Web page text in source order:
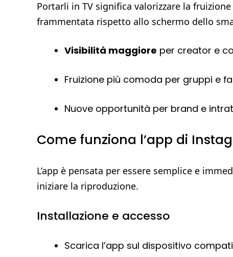
Portarli in TV significa valorizzare la
frammentata rispetto allo schermo dello
Visibilità maggiore per creator e
Fruizione più comoda per gruppi e
Nuove opportunità per brand e
Come funziona l’app di
L’app è pensata per essere semplice e
iniziare la riproduzione.
Installazione e accesso
Scarica l’app sul dispositivo